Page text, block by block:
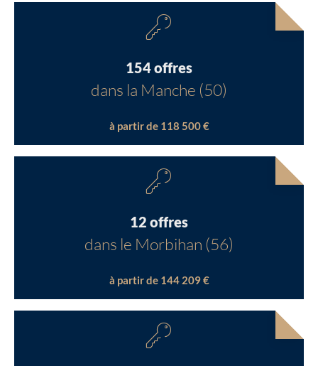
154 offres
dans la Manche (50)
à partir de 118 500 €
12 offres
dans le Morbihan (56)
à partir de 144 209 €